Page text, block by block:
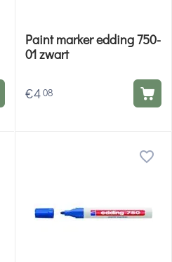
Paint marker edding 750-
01 zwart
€408